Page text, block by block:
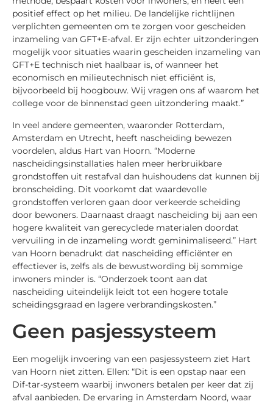
positief effect op het milieu. De landelijke richtlijnen
verplichten gemeenten om te zorgen voor gescheiden
inzameling van GFT+E-afval. Er zijn echter uitzonderingen
mogelijk voor situaties waarin gescheiden inzameling van
GFT+E technisch niet haalbaar is, of wanneer het
economisch en milieutechnisch niet efficiënt is,
bijvoorbeeld bij hoogbouw. Wij vragen ons af waarom het
college voor de binnenstad geen uitzondering maakt.”
In veel andere gemeenten, waaronder Rotterdam,
Amsterdam en Utrecht, heeft nascheiding bewezen
voordelen, aldus Hart van Hoorn. “Moderne
nascheidingsinstallaties halen meer herbruikbare
grondstoffen uit restafval dan huishoudens dat kunnen bij
bronscheiding. Dit voorkomt dat waardevolle
grondstoffen verloren gaan door verkeerde scheiding
door bewoners. Daarnaast draagt nascheiding bij aan een
hogere kwaliteit van gerecyclede materialen doordat
vervuiling in de inzameling wordt geminimaliseerd.” Hart
van Hoorn benadrukt dat nascheiding efficiënter en
effectiever is, zelfs als de bewustwording bij sommige
inwoners minder is. “Onderzoek toont aan dat
nascheiding uiteindelijk leidt tot een hogere totale
scheidingsgraad en lagere verbrandingskosten.”
Geen pasjessysteem
Een mogelijk invoering van een pasjessysteem ziet Hart
van Hoorn niet zitten. Ellen: “Dit is een opstap naar een
Dif-tar-systeem waarbij inwoners betalen per keer dat zij
afval aanbieden. De ervaring in Amsterdam Noord, waar